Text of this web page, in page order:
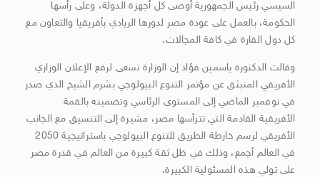
السيسي رئيس الجمهورية أوصى كل أجهزة الدولة، وعلى رأسها
الحكومة، بالعمل على عودة مصر لدورها الريادي بأفريقيا والتعاون مع
كل دول القارة في كافة المجالات.
وقالت الدكتورة ياسمين فؤاد إن الوزارة تسعى لرفع الإعلان الوزاري
الأفريقي المنبثق عن مؤتمر التنوع البيولوجي بشرم الشيخ الذي صدر
في نوفمبر الماضي إلى المستوى الرئاسي وتضمينه بالقمة
الأفريقية القادمة التي تترأسها مصر، مشيرة إلى التنسيق مع الجانب
الأفريقي لرسم خارطة الطريق للتنوع البيولوجي باستراتيجية 2050
في العالم أجمع، وذلك في ظل ثقة كبيرة من العالم في قدرة مصر
على تولي هذه المسئولية الكبيرة.